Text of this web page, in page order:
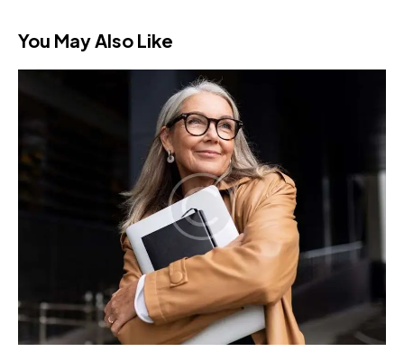
You May Also Like